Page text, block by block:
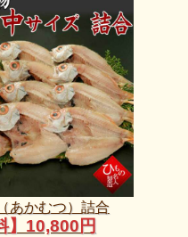
あかむつ）詰合
】10,800円